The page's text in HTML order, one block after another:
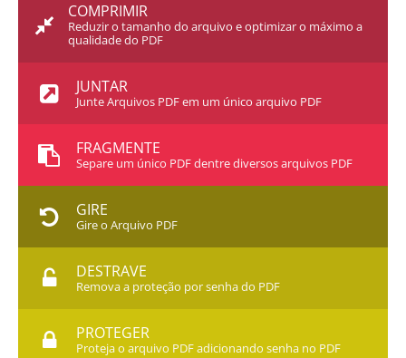
COMPRIMIR
Reduzir o tamanho do arquivo e optimizar o máximo a
qualidade do PDF
JUNTAR
Junte Arquivos PDF em um único arquivo PDF
FRAGMENTE
Separe um único PDF dentre diversos arquivos PDF
GIRE
Gire o Arquivo PDF
DESTRAVE
Remova a proteção por senha do PDF
PROTEGER
Proteja o arquivo PDF adicionando senha no PDF